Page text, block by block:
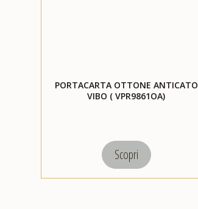
PORTACARTA OTTONE ANTICATO
VIBO ( VPR9861OA)
Scopri